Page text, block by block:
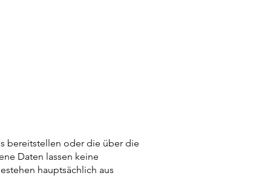
bereitstellen oder die über die
Daten lassen keine
hauptsächlich aus